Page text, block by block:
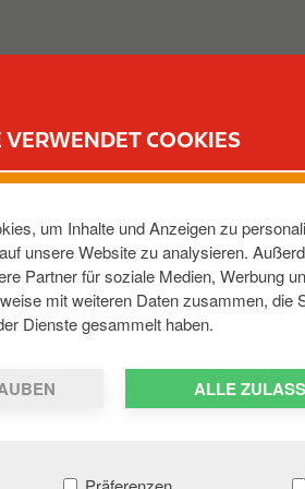
VERWENDET COOKIES
um Inhalte und Anzeigen zu
unsere Website zu analysieren.
Partner für soziale Medien, Werbung
mit weiteren Daten zusammen, die
Dienste gesammelt haben.
ALLE
,99095,DE